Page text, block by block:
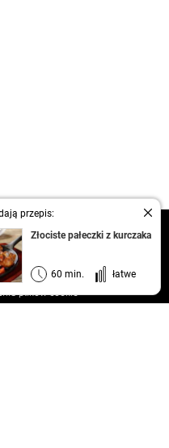
przepis:
Złociste pałeczki z kurczaka
60 min. łatwe
plików cookie